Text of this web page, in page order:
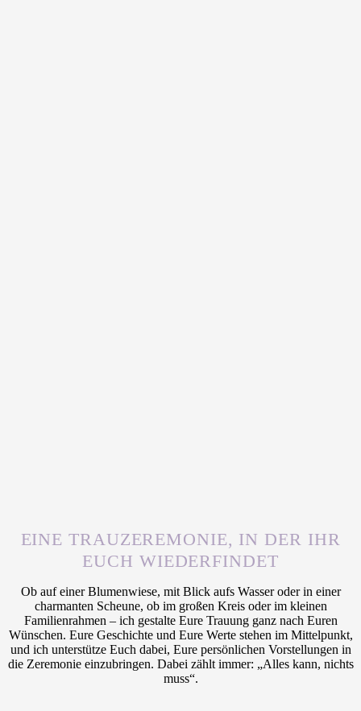
EINE TRAUZEREMONIE, IN DER IHR
EUCH WIEDERFINDET
Ob auf einer Blumenwiese, mit Blick aufs Wasser oder in einer
charmanten Scheune, ob im großen Kreis oder im kleinen
Familienrahmen – ich gestalte Eure Trauung ganz nach Euren
Wünschen. Eure Geschichte und Eure Werte stehen im Mittelpunkt,
und ich unterstütze Euch dabei, Eure persönlichen Vorstellungen in
die Zeremonie einzubringen. Dabei zählt immer: „Alles kann, nichts
muss“.